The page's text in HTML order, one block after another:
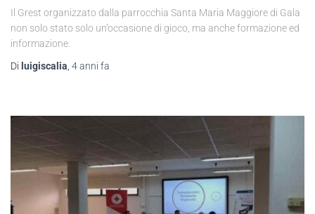
Il Grest organizzato dalla parrocchia Santa Maria Maggiore di Gala
non solo stato solo un’occasione di gioco, ma anche formazione ed
informazione.
Di luigiscalia, 4 anni fa